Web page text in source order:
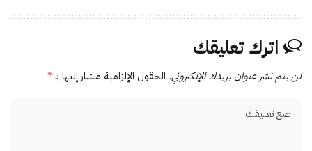
اترك تعليقك
لن يتم نشر عنوان بريدك الإلكتروني. الحقول الإلزامية مشار إليها بـ*